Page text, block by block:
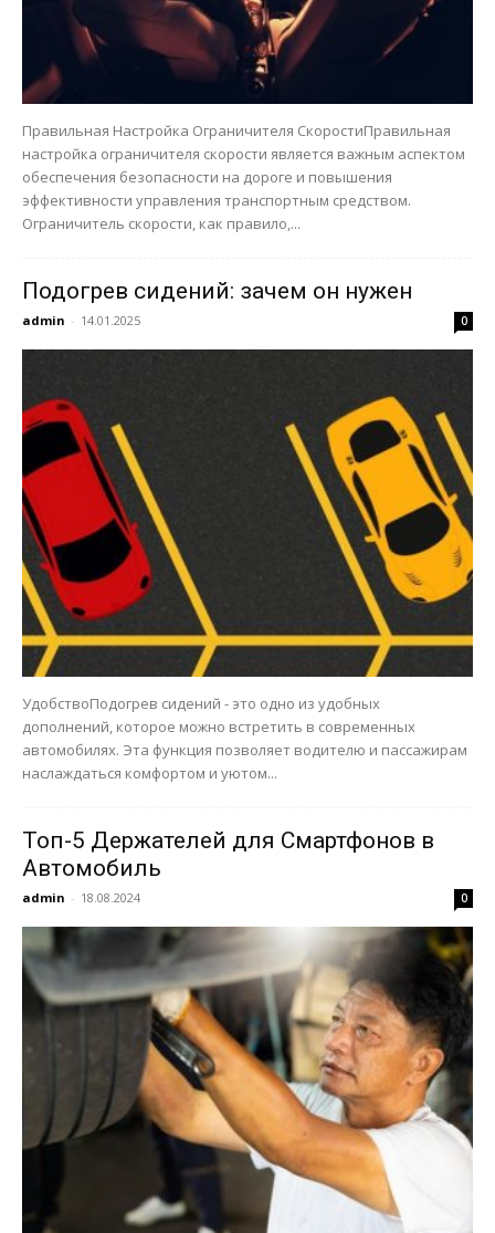
Правильная Настройка Ограничителя СкоростиПравильная
настройка ограничителя скорости является важным аспектом
обеспечения безопасности на дороге и повышения
эффективности управления транспортным средством.
Ограничитель скорости, как правило,...
Подогрев сидений: зачем он нужен
admin - 14.01.2025 0
УдобствоПодогрев сидений - это одно из удобных
дополнений, которое можно встретить в современных
автомобилях. Эта функция позволяет водителю и пассажирам
наслаждаться комфортом и уютом...
Топ-5 Держателей для Смартфонов в
Автомобиль
admin - 18.08.2024 0